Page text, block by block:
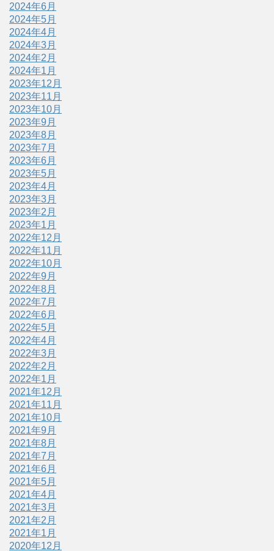
2024年6月
2024年5月
2024年4月
2024年3月
2024年2月
2024年1月
2023年12月
2023年11月
2023年10月
2023年9月
2023年8月
2023年7月
2023年6月
2023年5月
2023年4月
2023年3月
2023年2月
2023年1月
2022年12月
2022年11月
2022年10月
2022年9月
2022年8月
2022年7月
2022年6月
2022年5月
2022年4月
2022年3月
2022年2月
2022年1月
2021年12月
2021年11月
2021年10月
2021年9月
2021年8月
2021年7月
2021年6月
2021年5月
2021年4月
2021年3月
2021年2月
2021年1月
2020年12月